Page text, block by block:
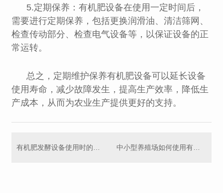
5.定期保养：有机肥设备在使用一定时间后，
需要进行定期保养，包括更换润滑油、清洁筛网、
检查传动部分、检查电气设备等，以保证设备的正
常运转。
总之，定期维护保养有机肥设备可以延长设备
使用寿命，减少故障发生，提高生产效率，降低生
产成本，从而为农业生产提供更好的支持。